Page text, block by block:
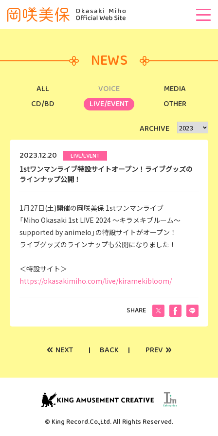
NEWS
ALL VOICE
MEDIA
CD/BD
LIVE/EVENT OTHER
ARCHIVE
2023.12.20 LIVE/EVENT
1stワンマンライブ特設サイトオープン！ライブグッズの
ラインナップ公開！
1月27日(土)開催の岡咲美保 1stワンマンライブ
「Miho Okasaki 1st LIVE 2024 ～キラメキブルーム～
supported by animelo」の特設サイトがオープン！
ライブグッズのラインナップも公開になりました！
＜特設サイト＞
https://okasakimiho.com/live/kiramekibloom/
SHARE
« NEXT BACK PREV »
© King Record.Co.,Ltd. All Rights Reserved.